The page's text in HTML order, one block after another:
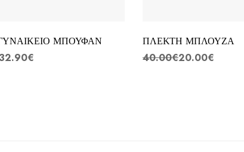
ΓΥΝΑΙΚΕΙΟ ΜΠΟΥΦΑΝ
€
ΠΛΕΚΤΗ ΜΠΛΟΥΖΑ
40.00€20.00€